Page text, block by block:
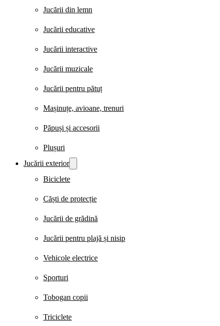
Jucării din lemn
Jucării educative
Jucării interactive
Jucării muzicale
Jucării pentru pătuț
Mașinuțe, avioane, trenuri
Păpuși și accesorii
Plușuri
Jucării exterior
Biciclete
Căști de protecție
Jucării de grădină
Jucării pentru plajă și nisip
Vehicole electrice
Sporturi
Tobogan copii
Triciclete